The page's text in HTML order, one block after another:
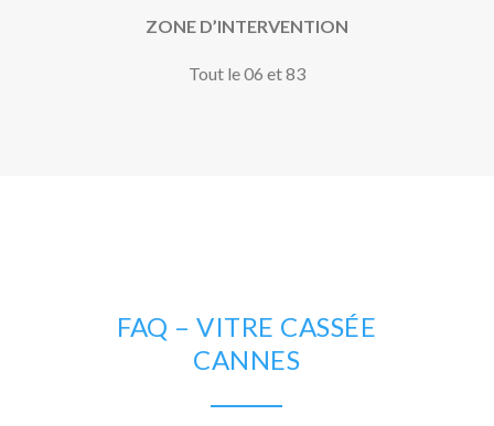
ZONE D’INTERVENTION
Tout le 06 et 83
FAQ – VITRE CASSÉE
CANNES